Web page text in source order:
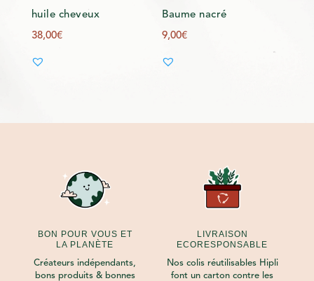
huile cheveux
38,00€
Baume nacré
9,00€
BON POUR VOUS ET
LA PLANÈTE
Créateurs indépendants,
bons produits & bonnes
LIVRAISON
ECORESPONSABLE
Nos colis réutilisables Hipli
font un carton contre les